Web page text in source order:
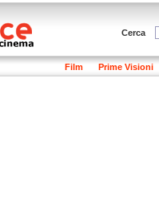
Cerca
Film Prime Visioni